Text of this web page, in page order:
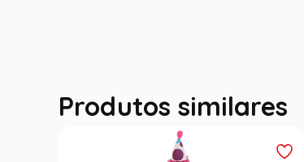
Produtos similares